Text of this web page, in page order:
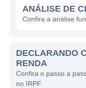
clientes,
vendas sem o
ATUAÇÃO DA
A ClearSale
ANÁLISE DE
Confira a análise
DECLARANDO
RENDA
Confira o passo a
no IRPF